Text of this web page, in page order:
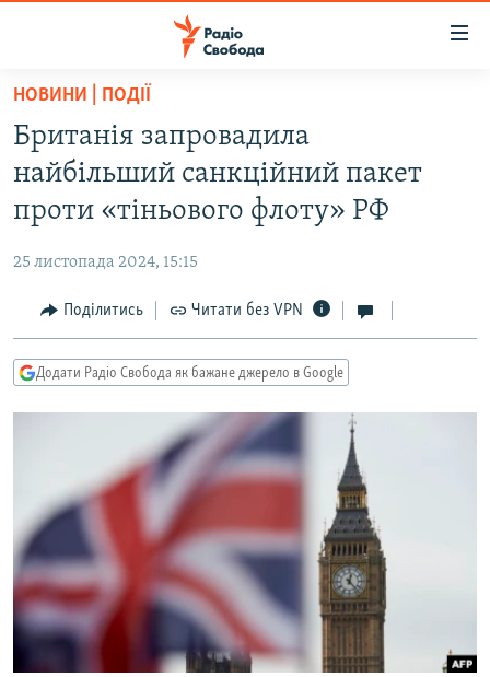
Перейти
основного
матеріалу
до
основної
Перейти
до
пошуку
ВСЕ ЗА ДОБУ
ЕКОНОМІКА
СУСПІЛЬСТВО
РОСІЙСЬКА «ФІЛЬТРАЦІЯ»
ДОНБАС.РЕАЛІЇ
ТИ ЯК?
КИТАЙ.ВИКЛИКИ
МУЛЬТИМЕДІА
ФОТО
СПЕЦПРОЄКТИ
ПОДКАСТИ
НОВИНИ | ПОДІЇ
Британія запровадила
найбільший санкційний пакет
проти «тіньового флоту» РФ
25 листопада 2024, 15:15
Поділитись Читати без VPN
Додати Радіо Свобода як бажане джерело в Google